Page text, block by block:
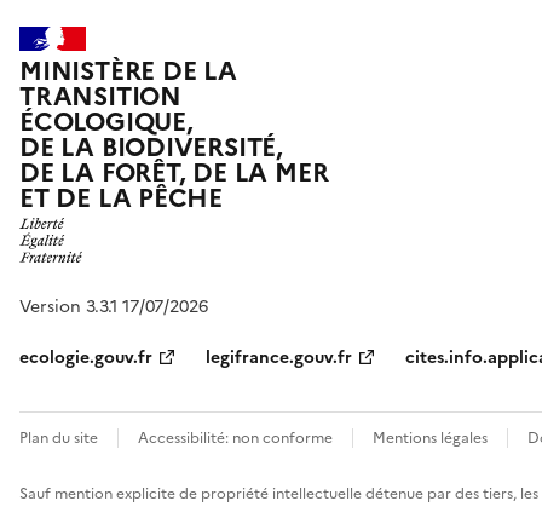
MINISTÈRE DE LA
TRANSITION
ÉCOLOGIQUE,
DE LA BIODIVERSITÉ,
DE LA FORÊT, DE LA MER
ET DE LA PÊCHE
Version 3.3.1 17/07/2026
ecologie.gouv.fr
legifrance.gouv.fr
Plan du site Accessibilité: non conforme Mentions légales
Sauf mention explicite de propriété intellectuelle détenue par des tiers,